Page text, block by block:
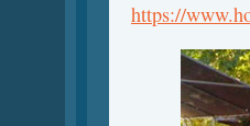
https://